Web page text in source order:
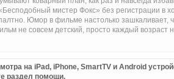
мистер Фокс» без регистрации в
Юмор в фильме настолько зашкаливает,
не совсем детский, просто каждый возраст
на iPad, iPhone, SmartTV и Android
раздел помощи.